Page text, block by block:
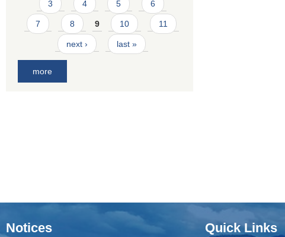
3 4 5 6
7 8 9 10 11
next › last »
more
Notices Quick Links